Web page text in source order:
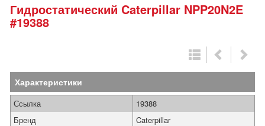
Гидростатический Caterpillar NPP20N2E
#19388
Характеристики
Ссылка
19388
Бренд
Caterpillar